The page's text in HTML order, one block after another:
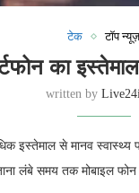
टेक टॉप
का
written by
इस्तेमाल से मानव स्वास्थ्य
लंबे समय तक मोबाइल